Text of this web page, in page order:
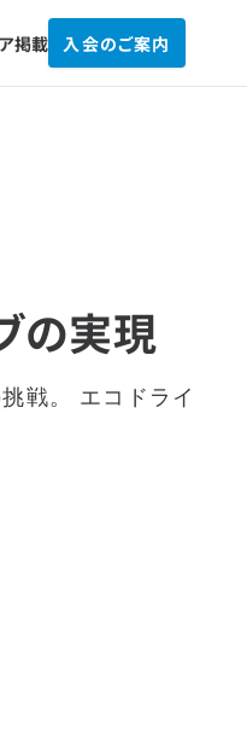
掲載 入会のご案内
の実現
戦。 エコドライ